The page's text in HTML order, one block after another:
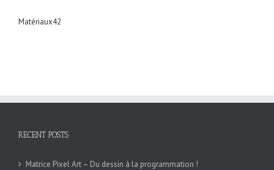
Matériaux42
RECENT POSTS
Matrice Pixel Art – Du dessin à la programmation !